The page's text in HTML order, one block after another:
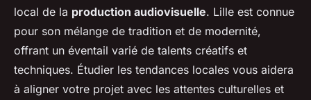
local de la production audiovisuelle. Lille est connue
pour son mélange de tradition et de modernité,
offrant un éventail varié de talents créatifs et
techniques. Étudier les tendances locales vous aidera
à aligner votre projet avec les attentes culturelles et